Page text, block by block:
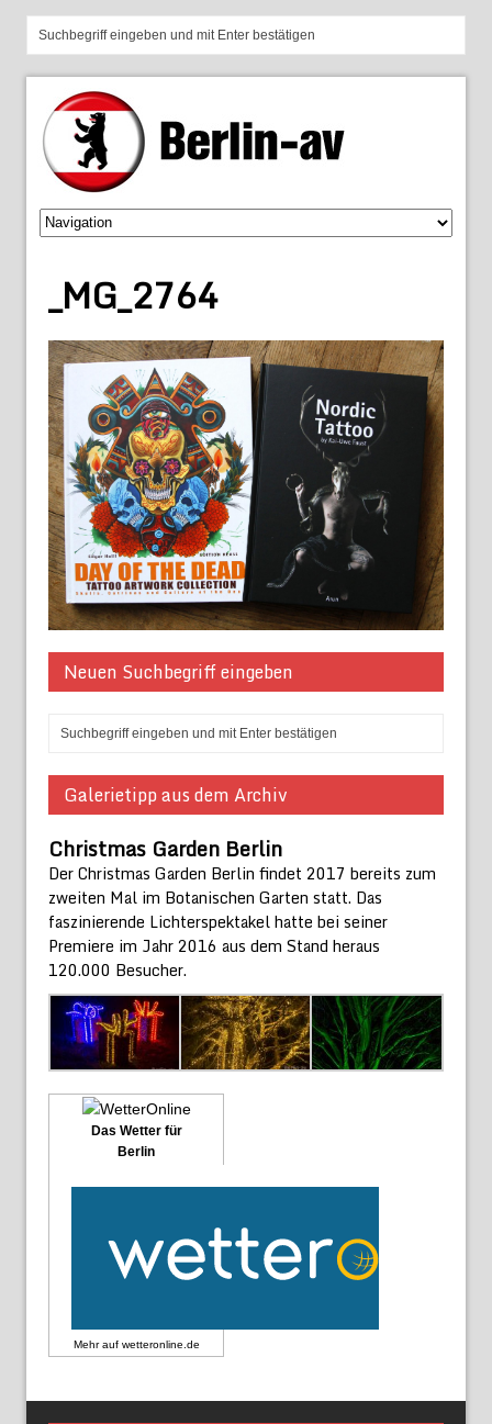
_MG_2764
Neuen Suchbegriff eingeben
Galerietipp aus dem Archiv
Christmas Garden Berlin
Der Christmas Garden Berlin findet 2017 bereits zum
zweiten Mal im Botanischen Garten statt. Das
faszinierende Lichterspektakel hatte bei seiner
Premiere im Jahr 2016 aus dem Stand heraus
120.000 Besucher.
Das Wetter für
Berlin
Mehr auf wetteronline.de